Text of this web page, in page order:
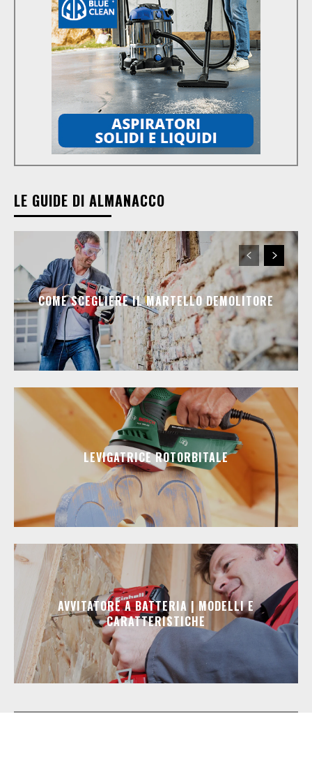
LE GUIDE DI ALMANACCO
COME SCEGLIERE IL MARTELLO DEMOLITORE
LEVIGATRICE ROTORBITALE
AVVITATORE A BATTERIA | MODELLI E
CARATTERISTICHE